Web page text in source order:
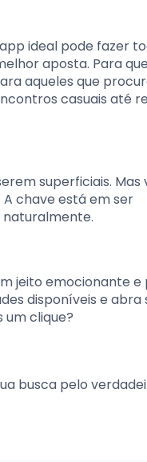
ideal pode fazer
aposta. Para
aqueles que
casuais até
superficiais. Mas
chave está em ser
naturalmente.
jeito emocionante
disponíveis e abra
um clique?
busca pelo